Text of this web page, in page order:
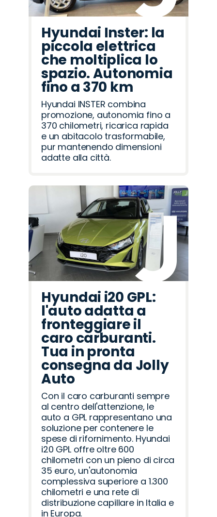
Hyundai Inster: la
piccola elettrica
che moltiplica lo
spazio. Autonomia
fino a 370 km
Hyundai INSTER combina
promozione, autonomia fino a
370 chilometri, ricarica rapida
e un abitacolo trasformabile,
pur mantenendo dimensioni
adatte alla città.
Hyundai i20 GPL:
l'auto adatta a
fronteggiare il
caro carburanti.
Tua in pronta
consegna da Jolly
Auto
Con il caro carburanti sempre
al centro dell'attenzione, le
auto a GPL rappresentano una
soluzione per contenere le
spese di rifornimento. Hyundai
i20 GPL offre oltre 600
chilometri con un pieno di circa
35 euro, un'autonomia
complessiva superiore a 1.300
chilometri e una rete di
distribuzione capillare in Italia e
in Europa.